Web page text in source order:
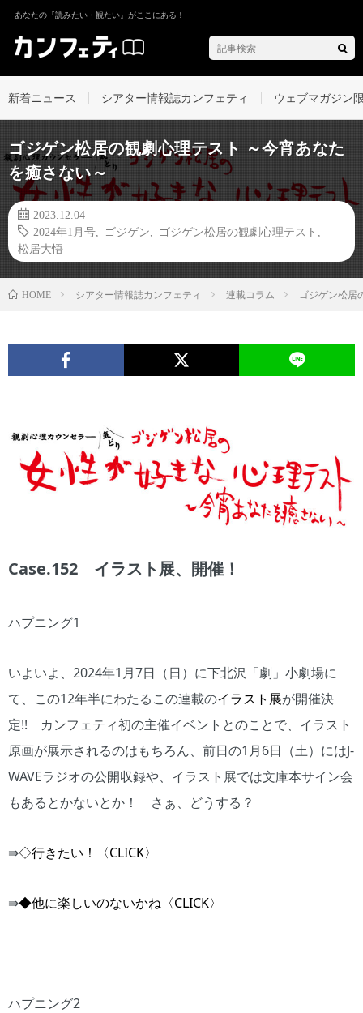
あなたの『読みたい・観たい』がここにある！
新着ニュース シアター情報誌カンフェティ ウェブマガジン
ゴジゲン松居の観劇心理テスト ～今宵あなた
を癒さない～
2023.12.04
2024年1月号
ゴジゲン ゴジゲン松居の観劇心理テスト
松居大悟
HOME シアター情報誌カンフェティ 連載コラム ゴジゲン松居
Case.152 イラスト展、開催！
ハプニング1
いよいよ、2024年1月7日（日）に下北沢「劇」小劇場に
て、この12年半にわたるこの連載のイラスト展が開催決
定!! カンフェティ初の主催イベントとのことで、イラスト
原画が展示されるのはもちろん、前日の1月6日（土）にはJ-
WAVEラジオの公開収録や、イラスト展では文庫本サイン会
もあるとかないとか！ さぁ、どうする？
⇛◇行きたい！〈CLICK〉
⇛◆他に楽しいのないかね〈CLICK〉
ハプニング2